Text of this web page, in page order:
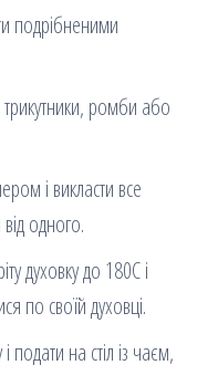
подрібненими
ромби або
і викласти все
одного.
духовку до 180С і
по своїй духовці.
подати на стіл із чаєм,